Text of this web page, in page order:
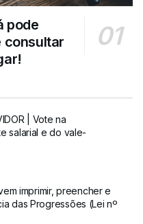
pode
consultar
| Vote na
salarial e do vale-
imprimir, preencher e
das Progressões (Lei nº